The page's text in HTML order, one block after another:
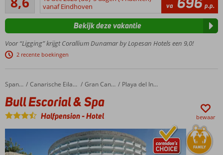
leeftijd
18 jaar
kwaliteit
gaan
hier
samen
Op
van het
strand
193
beoordelingenvanaf Eindhoven
va p.p.
Voor “Ligging” krijgt Corallium Dunamar by Lopesan Hotels een 9,0!
2 recente boekingen
Bekijk deze vakantie
Home Spanje Canarische Eilanden Gran Canaria Playa del Ingles
Bull Escorial & Spa
Bull Escorial & Spa
Halfpension-Hotel bewaar